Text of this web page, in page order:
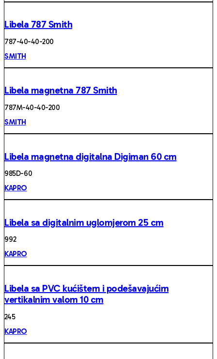
Libela 787 Smith
787-40-40-200
SMITH
Libela magnetna 787 Smith
787M-40-40-200
SMITH
Libela magnetna digitalna Digiman 60 cm
985D- 60
KAPRO
Libela sa digitalnim uglomjerom 25 cm
99 2
KAPRO
Libela sa PVC kućištem i podešavajućim
vertikalnim valom 10 cm
24 5
KAPRO